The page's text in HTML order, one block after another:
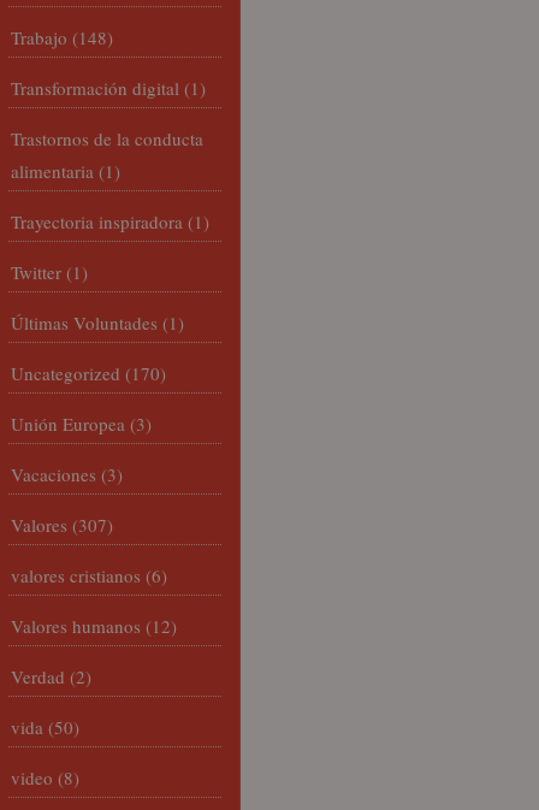
Trabajo (148)
Transformación digital (1)
Trastornos de la conducta
alimentaria (1)
Trayectoria inspiradora (1)
Twitter (1)
Últimas Voluntades (1)
Uncategorized (170)
Unión Europea (3)
Vacaciones (3)
Valores (307)
valores cristianos (6)
Valores humanos (12)
Verdad (2)
vida (50)
video (8)